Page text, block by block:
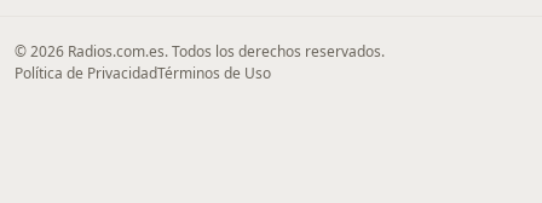
© 2026 Radios.com.es. Todos los derechos reservados.
Política de PrivacidadTérminos de Uso